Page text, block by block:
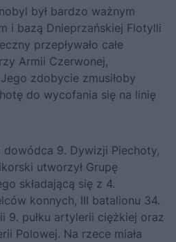
był bardzo ważnym
i bazą Dnieprzańskiej Flotylli
przepływało całe
Armii Czerwonej,
zdobycie zmusiłoby
do wycofania się na linię
dowódca 9. Dywizji Piechoty,
utworzył Grupę
składającą się z 4.
konnych, III batalionu 34.
9. pułku artylerii ciężkiej oraz
Polowej. Na rzece miała